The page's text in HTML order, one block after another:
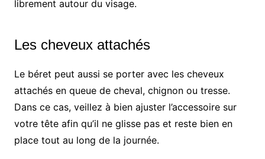
librement autour du visage.
Les cheveux attachés
Le béret peut aussi se porter avec les cheveux
attachés en queue de cheval, chignon ou tresse.
Dans ce cas, veillez à bien ajuster l’accessoire sur
votre tête afin qu’il ne glisse pas et reste bien en
place tout au long de la journée.